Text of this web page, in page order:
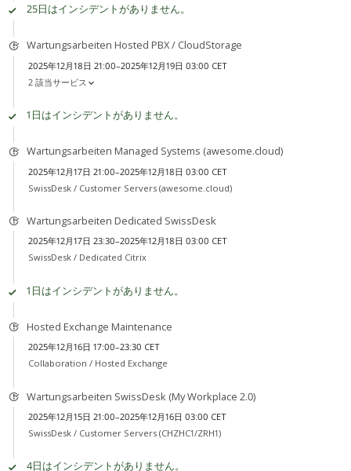
25日はインシデントがありません。
Wartungsarbeiten Hosted PBX / CloudStorage
2025年12月18日 21:00–2025年12月19日 03:00 CET
2 該当サービス
1日はインシデントがありません。
Wartungsarbeiten Managed Systems (awesome.cloud)
2025年12月17日 21:00–2025年12月18日 03:00 CET
SwissDesk / Customer Servers (awesome.cloud)
Wartungsarbeiten Dedicated SwissDesk
2025年12月17日 23:30–2025年12月18日 03:00 CET
SwissDesk / Dedicated Citrix
1日はインシデントがありません。
Hosted Exchange Maintenance
2025年12月16日 17:00–23:30 CET
Collaboration / Hosted Exchange
Wartungsarbeiten SwissDesk (My Workplace 2.0)
2025年12月15日 21:00–2025年12月16日 03:00 CET
SwissDesk / Customer Servers (CHZHC1/ZRH1)
4日はインシデントがありません。